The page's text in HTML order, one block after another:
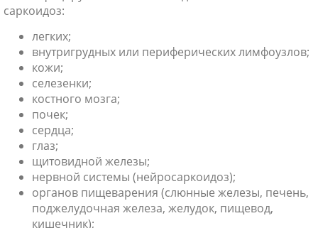
саркоидоз:
легких;
внутригрудных или периферических лимфоузлов;
кожи;
селезенки;
костного мозга;
почек;
сердца;
глаз;
щитовидной железы;
нервной системы (нейросаркоидоз);
органов пищеварения (слюнные железы, печень,
поджелудочная железа, желудок, пищевод,
кишечник);